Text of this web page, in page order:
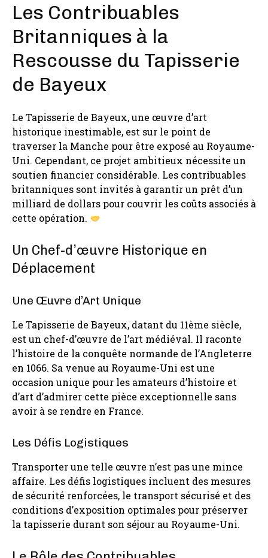
Les Contribuables
Britanniques à la
Rescousse du Tapisserie
de Bayeux
Le Tapisserie de Bayeux, une œuvre d’art
historique inestimable, est sur le point de
traverser la Manche pour être exposé au Royaume-
Uni. Cependant, ce projet ambitieux nécessite un
soutien financier considérable. Les contribuables
britanniques sont invités à garantir un prêt d’un
milliard de dollars pour couvrir les coûts associés à
cette opération.
Un Chef-d’œuvre Historique en
Déplacement
Une Œuvre d’Art Unique
Le Tapisserie de Bayeux, datant du 11ème siècle,
est un chef-d’œuvre de l’art médiéval. Il raconte
l’histoire de la conquête normande de l’Angleterre
en 1066. Sa venue au Royaume-Uni est une
occasion unique pour les amateurs d’histoire et
d’art d’admirer cette pièce exceptionnelle sans
avoir à se rendre en France.
Les Défis Logistiques
Transporter une telle œuvre n’est pas une mince
affaire. Les défis logistiques incluent des mesures
de sécurité renforcées, le transport sécurisé et des
conditions d’exposition optimales pour préserver
la tapisserie durant son séjour au Royaume-Uni.